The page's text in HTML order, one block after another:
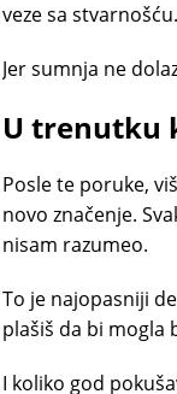
veze sa
Jer sumnja ne
U trenutku
Posle te poruke,
novo značenje.
nisam razumeo.
To je najopasniji
plašiš da bi mogla
I koliko god